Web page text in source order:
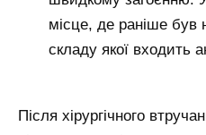
місце, де раніше був
складу якої входить
Після хірургічного